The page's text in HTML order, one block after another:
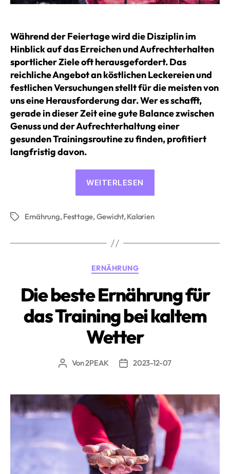
Während der Feiertage wird die Disziplin im
Hinblick auf das Erreichen und Aufrechterhalten
sportlicher Ziele oft herausgefordert. Das
reichliche Angebot an köstlichen Leckereien und
festlichen Versuchungen stellt für die meisten von
uns eine Herausforderung dar. Wer es schafft,
gerade in dieser Zeit eine gute Balance zwischen
Genuss und der Aufrechterhaltung einer
gesunden Trainingsroutine zu finden, profitiert
langfristig davon.
WEITERLESEN
und
während
Schlagwörter
Ernährung,Festtage,Gewicht,Kalorien
Kategorien
ERNÄHRUNG
Die beste Ernährung für
das Training bei kaltem
Wetter
Beitragsautor
Von2PEAK Beitragsdatum
2023-12-07